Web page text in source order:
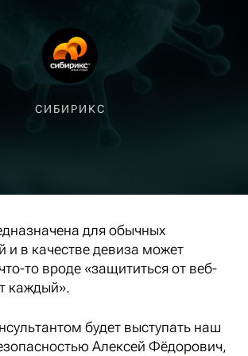
СИБИРИКС
для обычных
и в качестве девиза может
то вроде «защититься от веб-
каждый».
будет выступать наш
Алексей Фёдорович,